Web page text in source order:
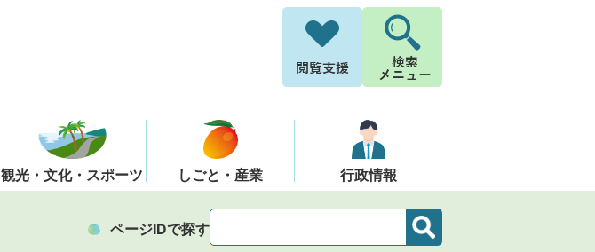
観光・文化・スポーツ しごと・産業 行政情報
ページIDで探す